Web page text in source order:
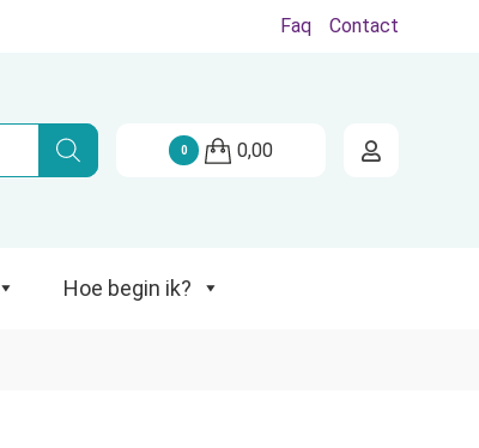
Hoe begin ik?
Faq Contact
0 0,00
Hoe begin ik?